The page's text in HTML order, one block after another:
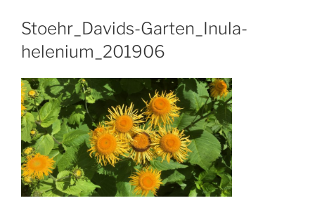
Stoehr_Davids-Garten_Inula-
helenium_201906